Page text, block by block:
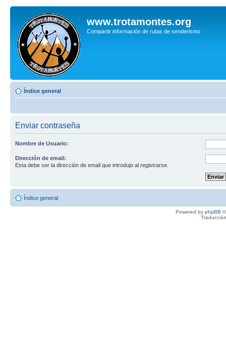
www.trotamontes.org
Compartir información de rutas de senderismo
Índice general
Enviar contraseña
Nombre de Usuario:
Dirección de email:
Esta debe ser la dirección de email que introdujo al registrarse.
Índice general
Powered by phpBB